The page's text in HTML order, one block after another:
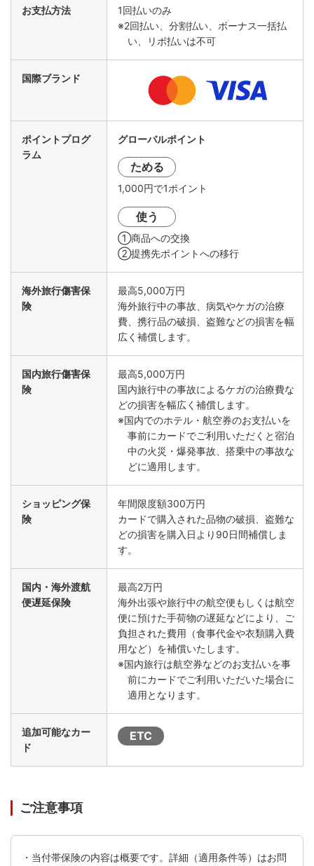
お支払方法
1回払いのみ
※2回払い、分割払い、ボーナス一括払
い、リボ払いは不可
国際ブランド
ポイントプログ
ラム
グローバルポイント
ためる
1,000円で1ポイント
使う
①商品への交換
②提携先ポイントへの移行
海外旅行傷害保
険
最高5,000万円
海外旅行中の事故、病気やケガの治療
費、携行品の破損、盗難などの損害を幅
広く補償します。
国内旅行傷害保
険
最高5,000万円
国内旅行中の事故によるケガの治療費な
どの損害を幅広く補償します。
※国内でのホテル・航空券のお支払いを
事前にカードでご利用いただくと宿泊
中の火災・爆発事故、搭乗中の事故な
どに適用します。
ショッピング保
険
年間限度額300万円
カードで購入された品物の破損、盗難な
どの損害を購入日より90日間補償しま
す。
国内・海外渡航
便遅延保険
最高2万円
海外出張や旅行中の航空便もしくは航空
便に預けた手荷物の遅延などにより、ご
負担された費用（食事代金や衣類購入費
用など）を補償いたします。
※国内旅行は航空券などのお支払いを事
前にカードでご利用いただいた場合に
適用となります。
追加可能なカー
ド
ETC
ご注意事項
・当付帯保険の内容は概要です。詳細（適用条件等）はお問